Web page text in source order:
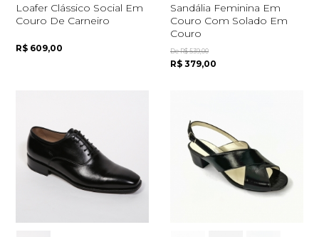
Loafer Clássico Social Em
Couro De Carneiro
R$ 609,00
Sandália Feminina Em
Couro Com Solado Em
Couro
De R$ 539,00
R$ 379,00